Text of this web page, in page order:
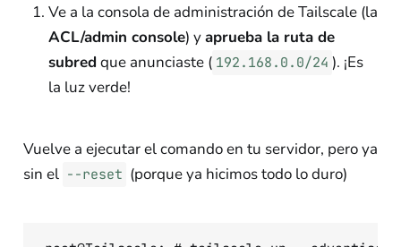
Ve a la consola de administración de Tailscale (la
ACL/admin console) yaprueba la ruta de
subred que anunciaste ( 192.168.0.0/24 ). ¡Es
la luz verde!
Vuelve a ejecutar el comando en tu servidor, pero ya
sin el --reset (porque ya hicimos todo lo duro)